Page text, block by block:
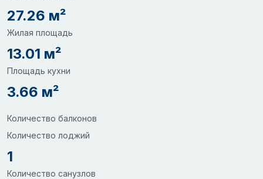
27.26 м²
Жилая площадь
13.01 м²
Площадь кухни
3.66 м²
Количество балконов
Количество лоджий
1
Количество санузлов